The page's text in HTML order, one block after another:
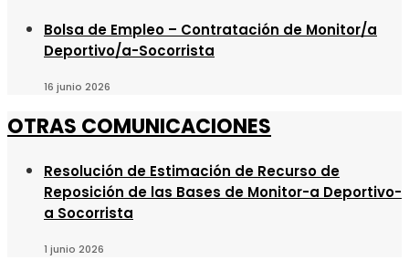
Bolsa de Empleo – Contratación de Monitor/a
Deportivo/a-Socorrista
16 junio 2026
OTRAS COMUNICACIONES
Resolución de Estimación de Recurso de
Reposición de las Bases de Monitor-a Deportivo-
a Socorrista
1 junio 2026